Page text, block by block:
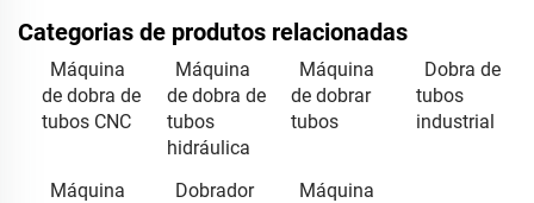
Categorias de produtos relacionadas
Máquina
de dobra de
tubos CNC
Máquina
de dobra de
tubos
hidráulica
Máquina
de dobrar
tubos
Dobra de
tubos
industrial
Máquina
Dobrador
Máquina